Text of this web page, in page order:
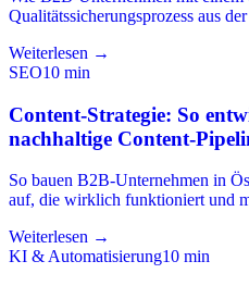
Qualitätssicherungsprozess aus
Weiterlesen →
SEO10 min
Content-Strategie: So
nachhaltige Content-
So bauen B2B-Unternehmen in
auf, die wirklich funktioniert und
Weiterlesen →
KI & Automatisierung10 min